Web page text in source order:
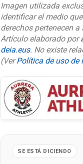
Imagen utilizada
identificar el medio
derechos pertenecen
Artículo elaborado por
deia.eus. No existe
(VerPolítica de uso de
SE ESTÁ DICIENDO